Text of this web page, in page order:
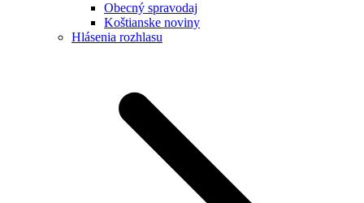
Obecný spravodaj
Koštianske noviny
Hlásenia rozhlasu